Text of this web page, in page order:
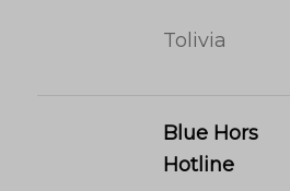
Tolivia
Blue Hors
Hotline